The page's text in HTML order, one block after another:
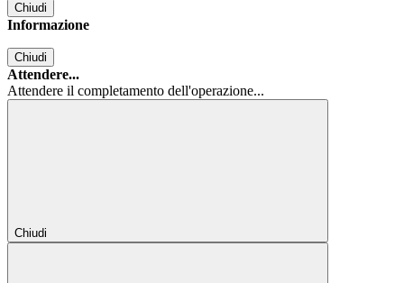
Chiudi
Informazione
Chiudi
Attendere...
Attendere il completamento dell'operazione...
Chiudi